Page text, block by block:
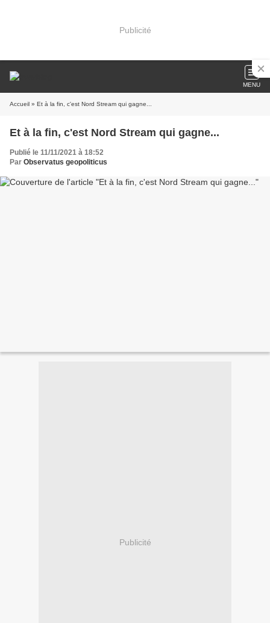
Publicité
MENU
Accueil » Et à la fin, c'est Nord Stream qui gagne...
Et à la fin, c'est Nord Stream qui gagne...
Publié le 11/11/2021 à 18:52
Par Observatus geopoliticus
Publicité